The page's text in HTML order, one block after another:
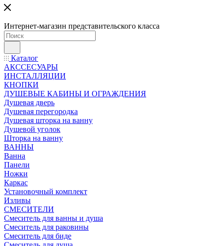
Интернет-магазин представительского класса
Каталог
АКССЕСУАРЫ
ИНСТАЛЛЯЦИИ
КНОПКИ
ДУШЕВЫЕ КАБИНЫ И ОГРАЖДЕНИЯ
Душевая дверь
Душевая перегородка
Душевая шторка на ванну
Душевой уголок
Шторка на ванну
ВАННЫ
Ванна
Панели
Ножки
Каркас
Установочный комплект
Изливы
СМЕСИТЕЛИ
Смеситель для ванны и душа
Смеситель для раковины
Смеситель для биде